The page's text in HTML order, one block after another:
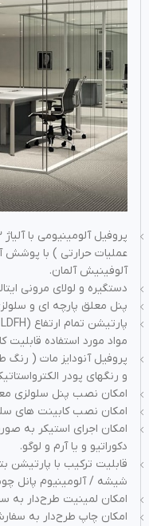
آلوفینیش آلمان.
دستگیره و لولای مرونی
پنل معلق پارچه ای و
مواد مورد استفاده قابلیت کاهش
پروفیل آنودایز مات ( رنگ
و رنگهای پودر
امکان نصب پنل سلولزی
امکان نصب کابینت های
امکان اجرای استیکر به
دکوراتیو و یا آرم و لوگو.
قابلیت ترکیب با پارتیشن
شیشه / آلومینیوم پانل
امکان لمینیت طرح‌دار به
امکان چاپ طرح‌دار به